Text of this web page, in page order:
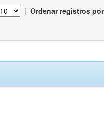
| Ordenar registros por